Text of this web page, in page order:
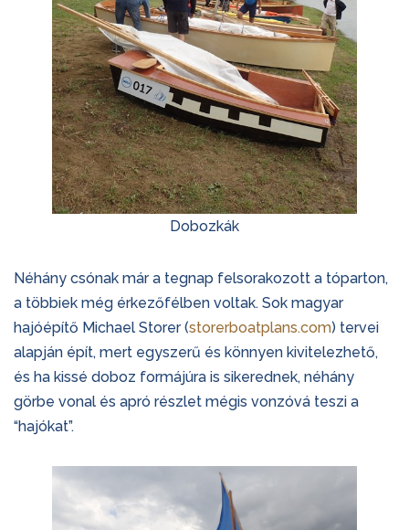
Dobozkák
Néhány csónak már a tegnap felsorakozott a tóparton,
a többiek még érkezőfélben voltak. Sok magyar
hajóépítő Michael Storer (storerboatplans.com) tervei
alapján épít, mert egyszerű és könnyen kivitelezhető,
és ha kissé doboz formájúra is sikerednek, néhány
görbe vonal és apró részlet mégis vonzóvá teszi a
“hajókat”.